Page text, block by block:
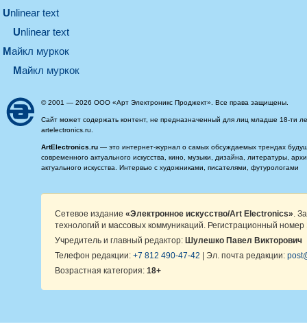
unlinear text
Unlinear text
майкл муркок
майкл муркок
© 2001 — 2026 ООО «Арт Электроникс Проджект». Все права защищены.
Сайт может содержать контент, не предназначенный для лиц младше 18-ти
artelectronics.ru.
ArtElectronics.ru — это интернет-журнал о самых обсуждаемых трендах
современного актуального искусства, кино, музыки, дизайна, литературы,
актуального искусства. Интервью с художниками, писателями, футурологами
Сетевое издание «Электронное искусство/Art Electronics» .
технологий и массовых коммуникаций. Регистрационный
Учредитель и главный редактор: Шулешко Павел Викторович
Телефон редакции: +7 812 490-47-42 | Эл. почта редакции:
Возрастная категория: 18+